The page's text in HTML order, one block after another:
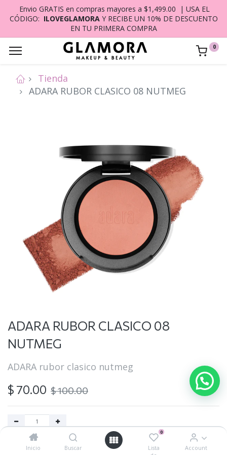
Inicio Buscar
0
Lista
Account
Envio GRATIS en compras mayores a $1,499.00 | USA EL
CÓDIGO: ILOVEGLAMORA Y RECIBE UN 10% DE DESCUENTO
EN TU PRIMERA COMPRA
0
Tienda
ADARA RUBOR CLASICO 08 NUTMEG
ADARA RUBOR CLASICO 08
NUTMEG
ADARA rubor clasico nutmeg
$ 70.00 $100.00
Agregar al carrito